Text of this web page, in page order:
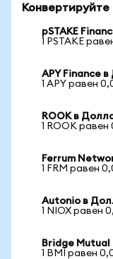
pSTAKE
1 PSTAKE
APY Finance
1 APY равен
ROOK в
1 ROOK
Ferrum
1 FRM равен
Autonio в
1 NIOX равен
Bridge
1 BMI равен